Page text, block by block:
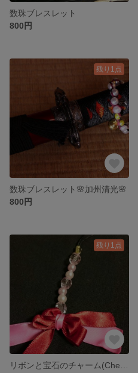
数珠ブレスレット
800円
残り1点
数珠ブレスレット🌸加州清光🌸
800円
残り1点